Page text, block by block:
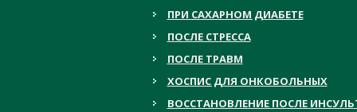
ПРИ САХАРНОМ ДИАБЕТЕ
ПОСЛЕ СТРЕССА
ПОСЛЕ ТРАВМ
ХОСПИС ДЛЯ ОНКОБОЛЬНЫХ
ВОССТАНОВЛЕНИЕ ПОСЛЕ